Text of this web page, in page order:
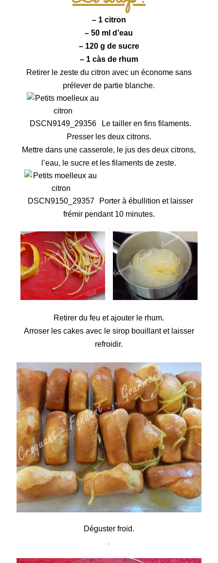
– 1 citron
– 50 ml d’eau
– 120 g de sucre
– 1 càs de rhum
Retirer le zestedu citron avec un économe sans
prélever de partie blanche.
Le tailleren fins filaments.
Presserles deux citrons.
Mettre dans une casserole, le jus des deux citrons,
l’eau, le sucre et les filaments de zeste.
Porter à ébullition et laisser
frémir pendant 10 minutes.
Retirer du feu et ajouter le rhum.
Arroser les cakes avec le sirop bouillant et laisser
refroidir.
Déguster froid.
.